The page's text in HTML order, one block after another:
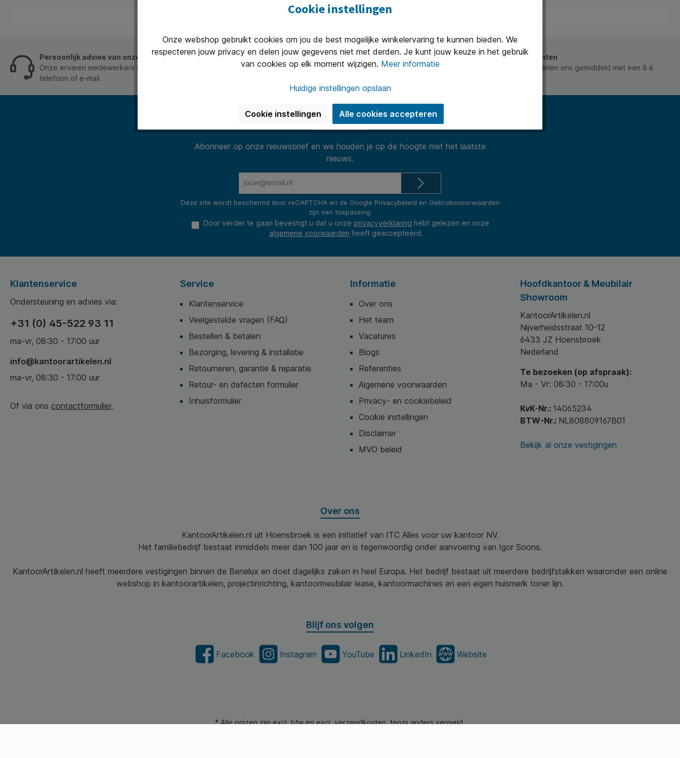
Persoonlijk advies van onze klantenservice
Onze ervaren medewerkers staan je graag op werkdagen van 8.30 tot 17.00 te woord per
telefoon of e-mail.
Uitstekend beoordeeld door onze klanten
Onze klanten waarderen ons en beoordelen ons gemiddeld met een 8.6
Nieuwsbrief
Abonneer op onze nieuwsbrief en we houden je op de hoogte met het laatste
nieuws.
Deze site wordt beschermd door reCAPTCHA en de Google Privacybeleid en Gebruiksvoorwaarden
zijn van toepassing.
Door verder te gaan bevestigt u dat u onze privacyverklaring hebt gelezen en onze
algemene voorwaarden heeft geaccepteerd.
Klantenservice
Ondersteuning en advies via:
+31 (0) 45-522 93 11
ma-vr, 08:30 - 17:00 uur
info@kantoorartikelen.nl
ma-vr, 08:30 - 17:00 uur
Of via ons contactformulier.
Service
Klantenservice
Veelgestelde vragen (FAQ)
Bestellen & betalen
Bezorging, levering & installatie
Retourneren, garantie & reparatie
Retour- en defecten formulier
Inhuisformulier
Informatie
Over ons
Het team
Vacatures
Blogs
Referenties
Algemene voorwaarden
Privacy- en cookiebeleid
Cookie instellingen
Disclaimer
MVO beleid
Hoofdkantoor & Meubilair
Showroom
KantoorArtikelen.nl
Nijverheidsstraat 10-12
6433 JZ Hoensbroek
Nederland
Te bezoeken (op afspraak):
Ma - Vr: 08:30 - 17:00u
KvK-Nr.: 14065234
BTW-Nr.: NL808809167B01
Bekijk al onze vestigingen
Over ons
KantoorArtikelen.nl uit Hoensbroek is een initiatief van ITC Alles voor uw kantoor NV.
Het familiebedrijf bestaat inmiddels meer dan 100 jaar en is tegenwoordig onder aanvoering van Igor Soons.
KantoorArtikelen.nl heeft meerdere vestigingen binnen de Benelux en doet dagelijks zaken in heel Europa. Het bedrijf bestaat uit meerdere bedrijfstakken waaronder een online
webshop in kantoorartikelen, projectinrichting, kantoormeubilair lease, kantoormachines en een eigen huismerk toner lijn.
Blijf ons volgen
Facebook Instagram YouTube LinkedIn Website
* Alle prijzen zijn excl. btw en excl. verzendkosten, tenzij anders vermeld.
Cookie instellingen
Onze webshop gebruikt cookies om jou de best mogelijke winkelervaring te kunnen bieden. We
respecteren jouw privacy en delen jouw gegevens niet met derden. Je kunt jouw keuze in het gebruik
van cookies op elk moment wijzigen. Meer informatie
Huidige instellingen opslaan
Cookie instellingen Alle cookies accepteren